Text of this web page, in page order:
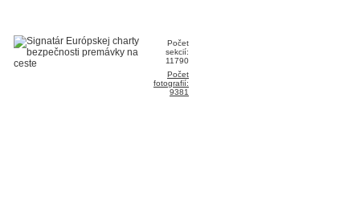
Počet
sekcií:
11790
Počet
fotografií:
9381